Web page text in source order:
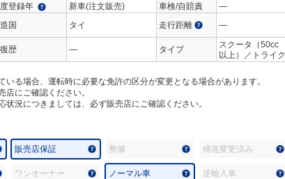
登録年 新車(注文販売) 車検/自賠責
―
国
タイ 走行距離 ―
歴 ― タイプ
スクータ（50cc
以上）／トライク
る場合、運転時に必要な免許の区分が変更となる場合があります。
にご確認ください。
況につきましては、必ず販売店にご確認ください。
販売店保証 整備 構造変更済み
ワンオーナー ノーマル車 逆輸入車